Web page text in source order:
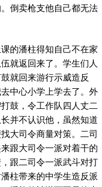
倒卖枪支他自己都无法
的潘柱得知自己不在家
就返回来了。学生们人
就回来游行示威造反
中心小学上学去了。外
鼓，令工作队四人丈二
并不认识他，虽然知道
大司令商量对策。二司
跟大司令一派对着干的
跟二司令一派武斗对打
柱带来的中学生造反派